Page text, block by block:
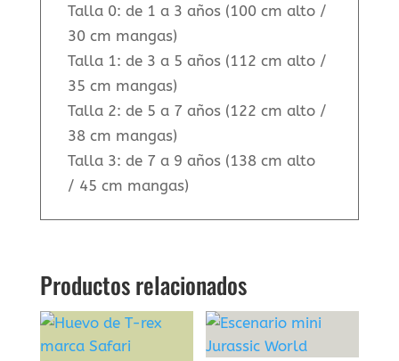
Talla 0: de 1 a 3 años (100 cm alto /
30 cm mangas)
Talla 1: de 3 a 5 años (112 cm alto /
35 cm mangas)
Talla 2: de 5 a 7 años (122 cm alto /
38 cm mangas)
Talla 3: de 7 a 9 años (138 cm alto
/ 45 cm mangas)
Productos relacionados